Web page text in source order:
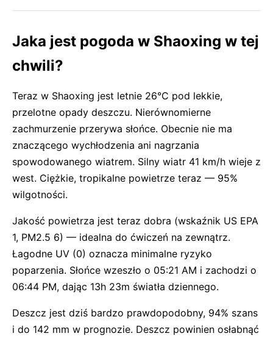
Jaka jest pogoda w Shaoxing w tej
chwili?
Teraz w Shaoxing jest letnie 26°C pod lekkie,
przelotne opady deszczu. Nierównomierne
zachmurzenie przerywa słońce. Obecnie nie ma
znaczącego wychłodzenia ani nagrzania
spowodowanego wiatrem. Silny wiatr 41 km/h wieje z
west. Ciężkie, tropikalne powietrze teraz — 95%
wilgotności.
Jakość powietrza jest teraz dobra (wskaźnik US EPA
1, PM2.5 6) — idealna do ćwiczeń na zewnątrz.
Łagodne UV (0) oznacza minimalne ryzyko
poparzenia. Słońce wzeszło o 05:21 AM i zachodzi o
06:44 PM, dając 13h 23m światła dziennego.
Deszcz jest dziś bardzo prawdopodobny, 94% szans
i do 142 mm w prognozie. Deszcz powinien osłabnąć